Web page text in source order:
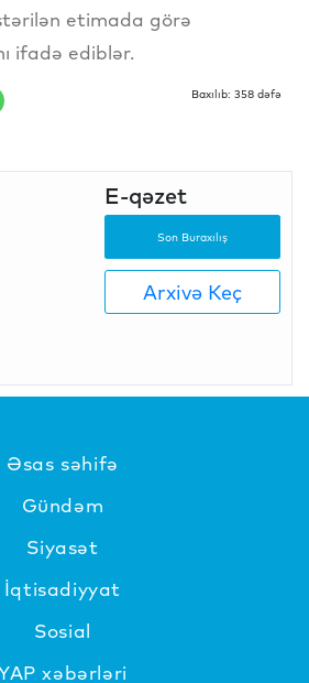
etimada görə
ifadə ediblər.
Baxılıb: 358 dəfə
E-qəzet
Son Buraxılış
Arxivə Keç
Əsas səhifə
Gündəm
Siyasət
İqtisadiyyat
Sosial
xəbərləri